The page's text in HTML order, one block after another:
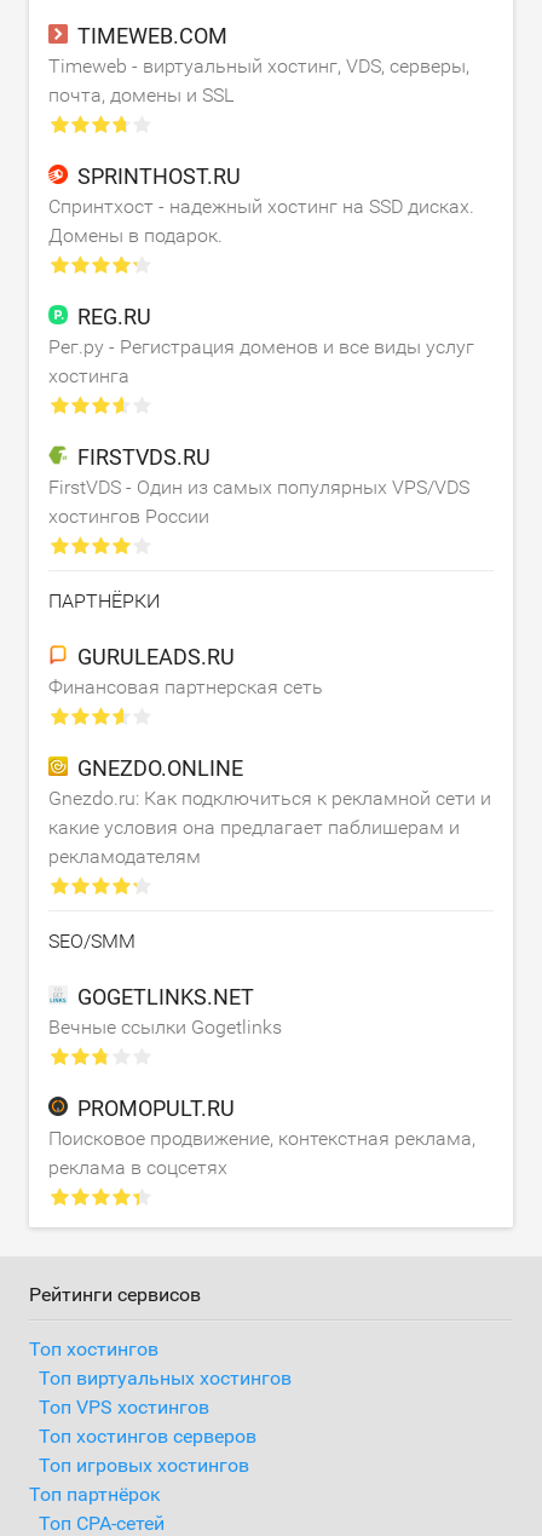
TIMEWEB.COM
Timeweb - виртуальный хостинг, VDS, серверы,
почта, домены и SSL
SPRINTHOST.RU
Спринтхост - надежный хостинг на SSD дисках.
Домены в подарок.
REG.RU
Рег.ру - Регистрация доменов и все виды услуг
хостинга
FIRSTVDS.RU
FirstVDS - Один из самых популярных VPS/VDS
хостингов России
ПАРТНЁРКИ
GURULEADS.RU
Финансовая партнерская сеть
GNEZDO.ONLINE
Gnezdo.ru: Как подключиться к рекламной сети и
какие условия она предлагает паблишерам и
рекламодателям
SEO/SMM
GOGETLINKS.NET
Вечные ссылки Gogetlinks
PROMOPULT.RU
Поисковое продвижение, контекстная реклама,
реклама в соцсетях
Рейтинги сервисов
Топ хостингов
Топ виртуальных хостингов
Топ VPS хостингов
Топ хостингов серверов
Топ игровых хостингов
Топ партнёрок
Топ CPA-сетей